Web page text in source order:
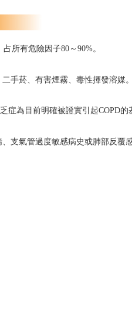
所有危險因子80～90%。
二手菸、有害煙霧、毒性揮發溶媒
症為目前明確被證實引起COPD的
、支氣管過度敏感病史或肺部反覆